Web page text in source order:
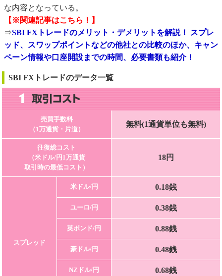
な内容となっている。
【※関連記事はこちら！】
⇒SBI FXトレードのメリット・デメリットを解説！ スプレ
ッド、スワップポイントなどの他社との比較のほか、キャン
ペーン情報や口座開設までの時間、必要書類も紹介！
SBI FXトレードのデータ一覧
売買手数料
（1万通貨・片道）
無料(1通貨単位も無料)
往復総コスト
（米ドル/円1万通貨
取引時の最低コスト）
18円
スプレッド
米ドル/円 0.18銭
ユーロ/円 0.38銭
英ポンド/円 0.88銭
豪ドル/円 0.48銭
NZドル/円 0.68銭